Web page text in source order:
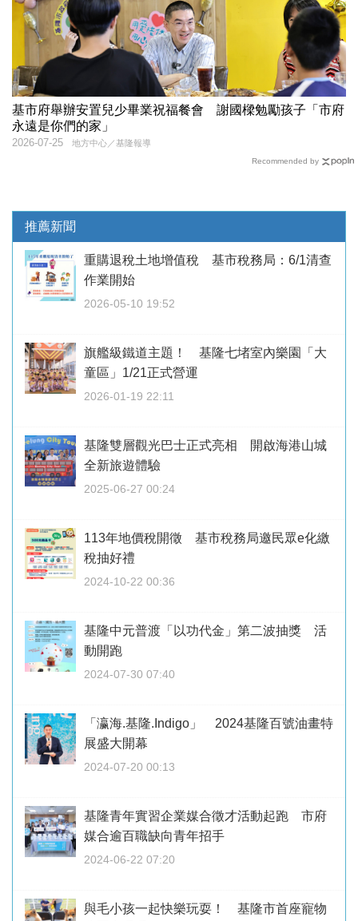
基市府舉辦安置兒少畢業祝福餐會 謝國樑勉勵孩子「市府
永遠是你們的家」
地方中心／基隆報導
2026-07-25
Recommended by
推薦新聞
重購退稅土地增值稅 基市稅務局：6/1清查
作業開始
2026-05-10 19:52
旗艦級鐵道主題！ 基隆七堵室內樂園「大
童區」1/21正式營運
2026-01-19 22:11
基隆雙層觀光巴士正式亮相 開啟海港山城
全新旅遊體驗
2025-06-27 00:24
113年地價稅開徵 基市稅務局邀民眾e化繳
稅抽好禮
2024-10-22 00:36
基隆中元普渡「以功代金」第二波抽獎 活
動開跑
2024-07-30 07:40
「瀛海.基隆.Indigo」 2024基隆百號油畫特
展盛大開幕
2024-07-20 00:13
基隆青年實習企業媒合徵才活動起跑 市府
媒合逾百職缺向青年招手
2024-06-22 07:20
與毛小孩一起快樂玩耍！ 基隆市首座寵物